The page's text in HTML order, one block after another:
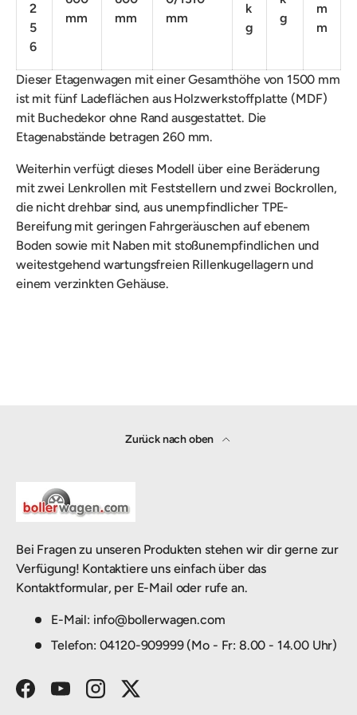
2
5
6
mm
mm
mm
k
g
g
m
m
Dieser Etagenwagen mit einer Gesamthöhe von 1500 mm
ist mit fünf Ladeflächen aus Holzwerkstoffplatte (MDF)
mit Buchedekor ohne Rand ausgestattet. Die
Etagenabstände betragen 260 mm.
Weiterhin verfügt dieses Modell über eine Beräderung
mitzwei Lenkrollen mit Feststellern und zwei Bockrollen,
die nicht drehbar sind, aus unempfindlicher TPE-
Bereifung mit geringen Fahrgeräuschen auf ebenem
Boden sowie mit Naben mit stoßunempfindlichen und
weitestgehend wartungsfreien Rillenkugellagern und
einem verzinkten Gehäuse.
Zurück nach oben
Bei Fragen zu unseren Produkten stehen wir dir gerne zur
Verfügung! Kontaktiere uns einfach über das
Kontaktformular, per E-Mail oder rufe an.
E-Mail: info@bollerwagen.com
Telefon: 04120-909999 (Mo - Fr: 8.00 - 14.00 Uhr)
FacebookYouTubeInstagramTwitter